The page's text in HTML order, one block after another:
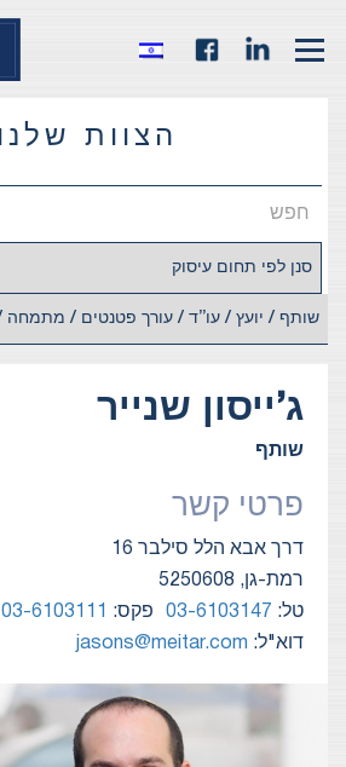
הצוות שלנו
ג’ייסון שנייר
שותף
פרטי קשר
דרך אבא הלל סילבר 16
רמת-גן, 5250608
טל: 03-6103147 פקס:
03-6103111
דוא"ל: jasons@meitar.com